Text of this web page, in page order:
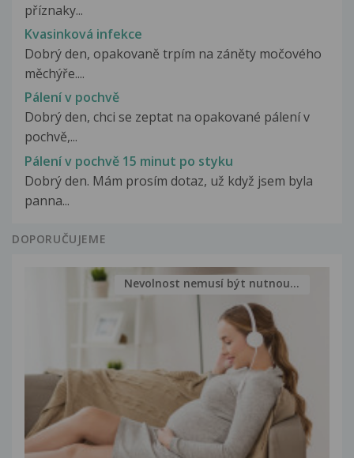
příznaky...
Kvasinková infekce
Dobrý den, opakovaně trpím na záněty močového
měchýře....
Pálení v pochvě
Dobrý den, chci se zeptat na opakované pálení v
pochvě,...
Pálení v pochvě 15 minut po styku
Dobrý den. Mám prosím dotaz, už když jsem byla
panna...
DOPORUČUJEME
Nevolnost nemusí být nutnou...